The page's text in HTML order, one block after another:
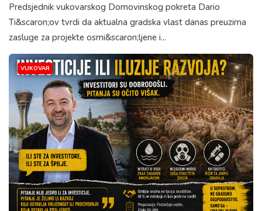
Predsjednik vukovarskog Domovinskog pokreta Dario
Ti&scaron;ov tvrdi da aktualna gradska vlast danas preuzima
zasluge za projekte osmi&scaron;ljene i...
VUKOVAR